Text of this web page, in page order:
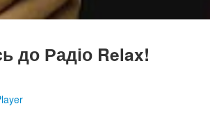
до Радіо Relax!